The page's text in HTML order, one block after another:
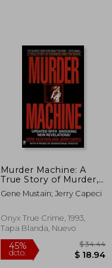
dcto. $
Murder Machine: A
True Story of Murder,
Madness, and the
Mafia (Onyx) (en
Gene Mustain; Jerry Capeci
Onyx True Crime, 1993,
Tapa Blanda, Nuevo